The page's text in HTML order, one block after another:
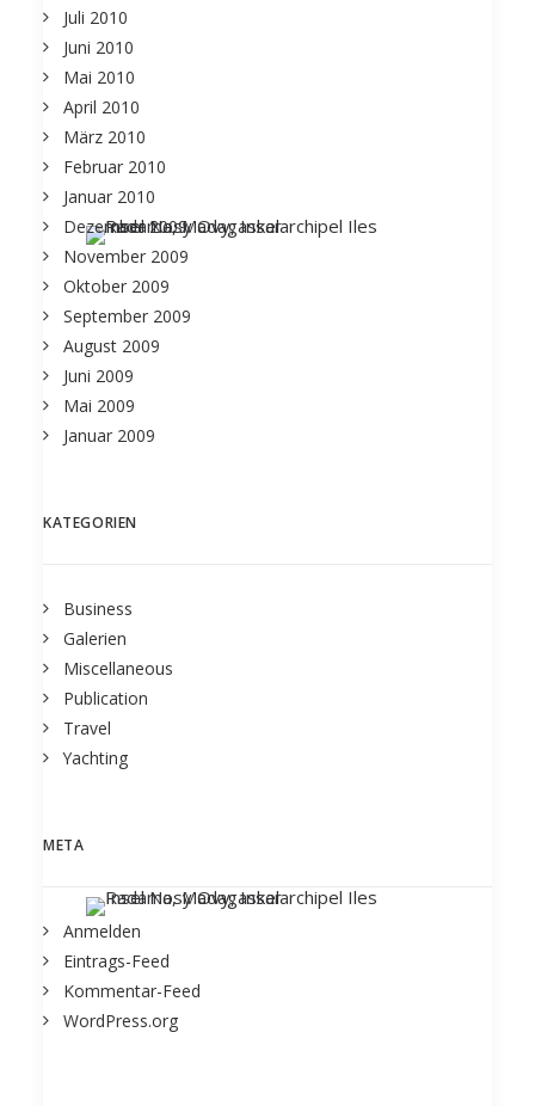
Juli 2010
Juni 2010
Mai 2010
April 2010
März 2010
Februar 2010
Januar 2010
Dezember 2009
November 2009
Oktober 2009
September 2009
August 2009
Juni 2009
Mai 2009
Januar 2009
KATEGORIEN
Business
Galerien
Miscellaneous
Publication
Travel
Yachting
META
Anmelden
Eintrags-Feed
Kommentar-Feed
WordPress.org